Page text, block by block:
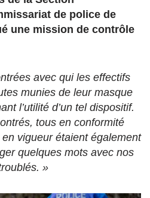
de police de
une mission de contrôle
avec qui les effectifs
munies de leur masque
l’utilité d’un tel dispositif.
tous en conformité
vigueur étaient également
quelques mots avec nos
»